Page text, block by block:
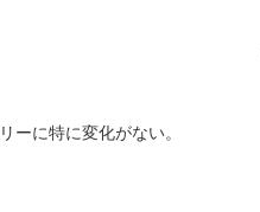
ーに特に変化がない。